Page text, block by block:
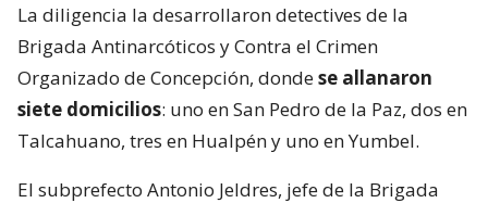
La diligencia la desarrollaron detectives de la
Brigada Antinarcóticos y Contra el Crimen
Organizado de Concepción, dondese allanaron
siete domicilios: uno en San Pedro de la Paz, dos en
Talcahuano, tres en Hualpén y uno en Yumbel.
El subprefecto Antonio Jeldres, jefe de la Brigada